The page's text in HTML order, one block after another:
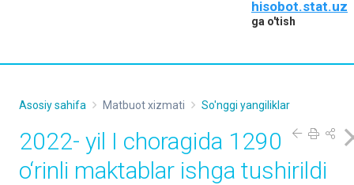
hisobot.stat.uz
ga o'tish
Asosiy sahifa Matbuot xizmati So'nggi yangiliklar
2022- yil I choragida 1290
o‘rinli maktablar ishga tushirildi